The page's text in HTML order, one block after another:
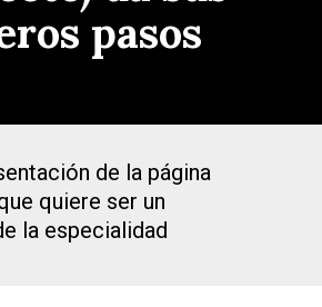
pasos
de la página
quiere ser un
la especialidad